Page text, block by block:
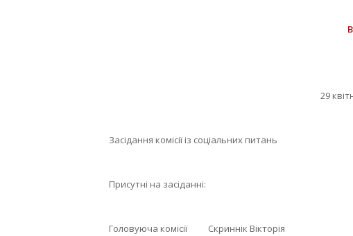
29
Засідання комісії із соціальних питань
Присутні на засіданні:
Головуюча комісії Скриннік Вікторія